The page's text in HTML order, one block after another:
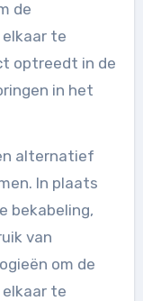
de
te
optreedt in de
in het
alternatief
In plaats
bekabeling,
van
om de
te